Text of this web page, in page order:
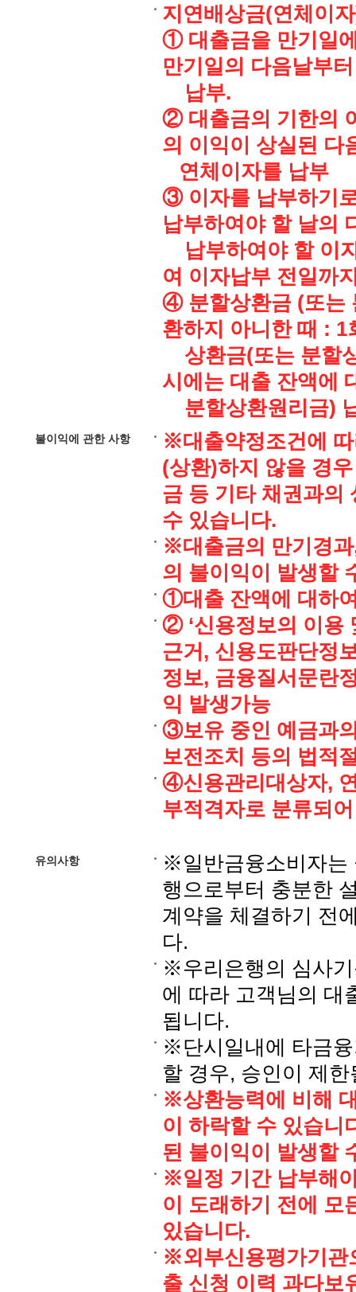
지연배상금(연체이
① 대출금을 만기일
만기일의 다음날부
납부.
② 대출금의 기한의
의 이익이 상실된 다
연체이자를 납부
③ 이자를 납부하기
납부하여야 할 날의
납부하여야 할 이
여 이자납부 전일까
④ 분할상환금 (또는
환하지 아니한 때 : 1
상환금(또는 분할
시에는 대출 잔액에
분할상환원리금)
불이익에 관한 사항
※대출약정조건에
(상환)하지 않을 경
금 등 기타 채권과의
수 있습니다.
※대출금의 만기경
의 불이익이 발생할
①대출 잔액에 대하
② ‘신용정보의 이용
근거, 신용도판단정
정보, 금융질서문란
익 발생가능
③보유 중인 예금과
보전조치 등의 법적
④신용관리대상자,
부적격자로 분류되
유의사항
※일반금융소비자는
행으로부터 충분한
계약을 체결하기 전
다.
※우리은행의 심사
에 따라 고객님의 대
됩니다.
※단시일내에 타금
할 경우, 승인이 제
※상환능력에 비해
이 하락할 수 있습니
된 불이익이 발생할
※일정 기간 납부해
이 도래하기 전에 모
있습니다.
※외부신용평가기관
출 신청 이력 과다보